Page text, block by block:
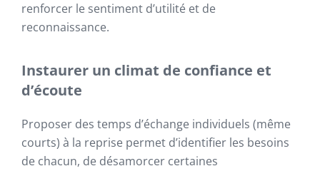
renforcer le sentiment d’utilité et de
reconnaissance.
Instaurer un climat de confiance et
d’écoute
Proposer des temps d’échange individuels (même
courts) à la reprise permet d’identifier les besoins
de chacun, de désamorcer certaines